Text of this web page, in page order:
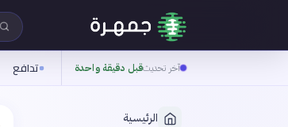
آخر تحديثقبل دقيقة واحدة تدافع
الرئيسية